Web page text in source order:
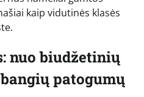
kaip vidutinės klasės
nuo biudžetinių
patogumų